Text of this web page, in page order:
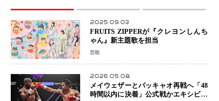
2025.09.03
FRUITS ZIPPERが『クレヨンしんち
ゃん』新主題歌を担当
芸能
2026.05.08
メイウェザーとパッキャオ再戦へ「48
時間以内に決着」公式戦かエキシビシ